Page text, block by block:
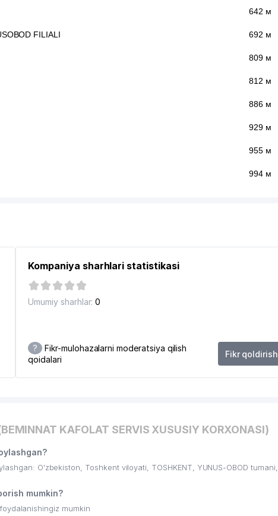
642 м
FILIALI 692 м
809 м
812 м
886 м
929 м
955 м
994 м
Kompaniya sharhlari statistikasi
Umumiy sharhlar: 0
?
Fikr-mulohazalarni moderatsiya qilish
qoidalari
Fikr qoldirish
KAFOLAT SERVIS XUSUSIY KORXONASI)
O'zbekiston, Toshkent viloyati, TOSHKENT, YUNUS-OBOD tumani,
mumkin?
mumkin